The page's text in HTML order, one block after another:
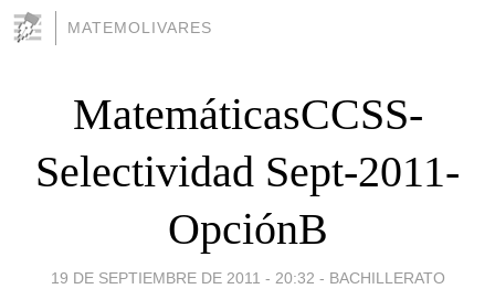
MATEMOLIVARES
MatemáticasCCSS-
Selectividad Sept-2011-
OpciónB
19 DE SEPTIEMBRE DE 2011 - 20:32 - BACHILLERATO